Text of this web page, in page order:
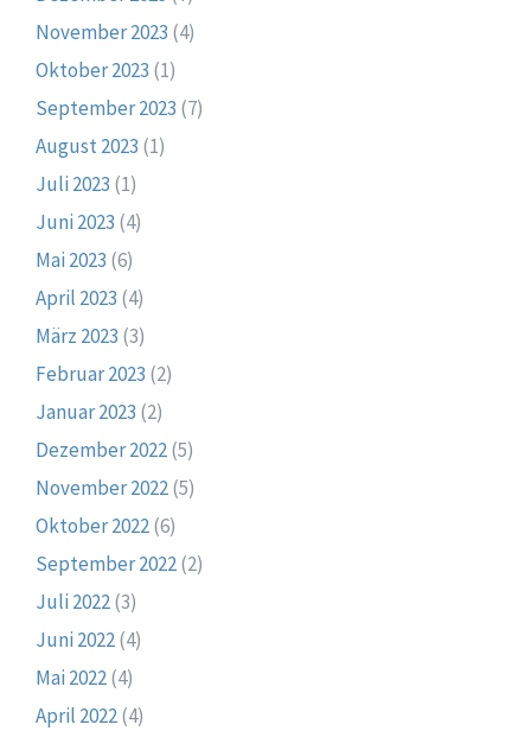
November 2023 (4)
Oktober 2023 (1)
September 2023 (7)
August 2023 (1)
Juli 2023 (1)
Juni 2023 (4)
Mai 2023 (6)
April 2023 (4)
März 2023 (3)
Februar 2023 (2)
Januar 2023 (2)
Dezember 2022(5)
November 2022(5)
Oktober 2022(6)
September 2022(2)
Juli 2022(3)
Juni 2022(4)
Mai 2022(4)
April 2022(4)